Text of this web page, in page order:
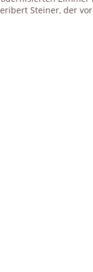
wurden. Grund zum Feiern hatte